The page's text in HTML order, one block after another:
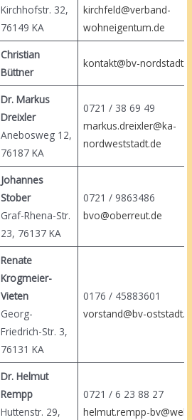
Kirchhofstr. 32,
76149 KA
kirchfeld@verband-
wohneigentum.de
Christian
Büttner
kontakt@bv-
Dr. Markus
Dreixler
Anebosweg 12,
76187 KA
0721 / 38
markus.dreixler@ka-
nordweststadt.de
Johannes
Stober
Graf-Rhena-Str.
23, 76137 KA
0721 / 9863486
bvo@oberreut.de
Renate
Krogmeier-
Vieten
Georg-
Friedrich-Str. 3,
76131 KA
0176 /
vorstand@bv-
Dr. Helmut
Rempp
Huttenstr. 29,
0721 / 6 23 88
helmut.rempp-